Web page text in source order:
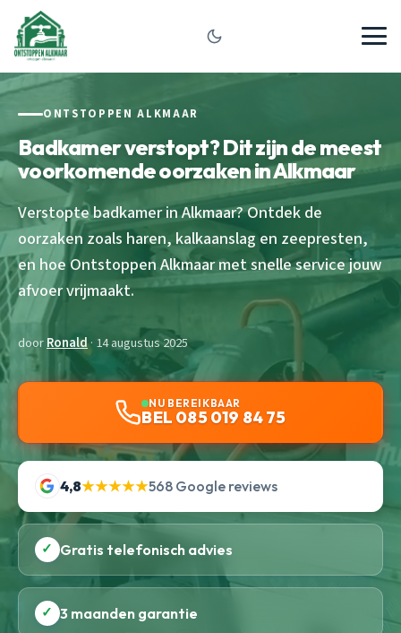
ONTSTOPPEN ALKMAAR
Badkamer verstopt? Dit zijn de meest
voorkomende oorzaken in Alkmaar
Verstopte badkamer in Alkmaar? Ontdek de
oorzaken zoals haren, kalkaanslag en zeepresten,
en hoe Ontstoppen Alkmaar met snelle service jouw
afvoer vrijmaakt.
doorRonald· 14 augustus 2025
NU BEREIKBAAR
BEL 085 019 84 75
4,8★★★★★568 Google reviews
✓ Gratis telefonisch advies
✓ 3 maanden garantie